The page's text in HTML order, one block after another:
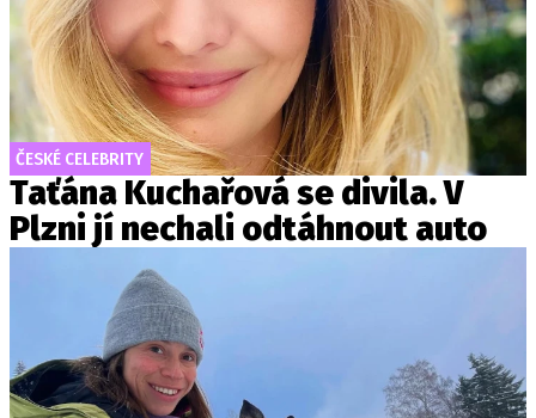
ČESKÉ CELEBRITY
Taťána Kuchařová se divila. V
Plzni jí nechali odtáhnout auto